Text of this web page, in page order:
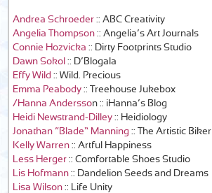
Andrea Schroeder :: ABC Creativity
Angelia Thompson :: Angelia’s Art Journals
Connie Hozvicka :: Dirty Footprints Studio
Dawn Sokol :: D’Blogala
Effy Wild :: Wild. Precious
Emma Peabody :: Treehouse Jukebox
/Hanna Andersson :: iHanna’s Blog
Heidi Newstrand-Dilley :: Heidiology
Jonathan “Blade” Manning :: The Artistic Biker
Kelly Warren :: Artful Happiness
Less Herger :: Comfortable Shoes Studio
Lis Hofmann :: Dandelion Seeds and Dreams
Lisa Wilson :: Life Unity